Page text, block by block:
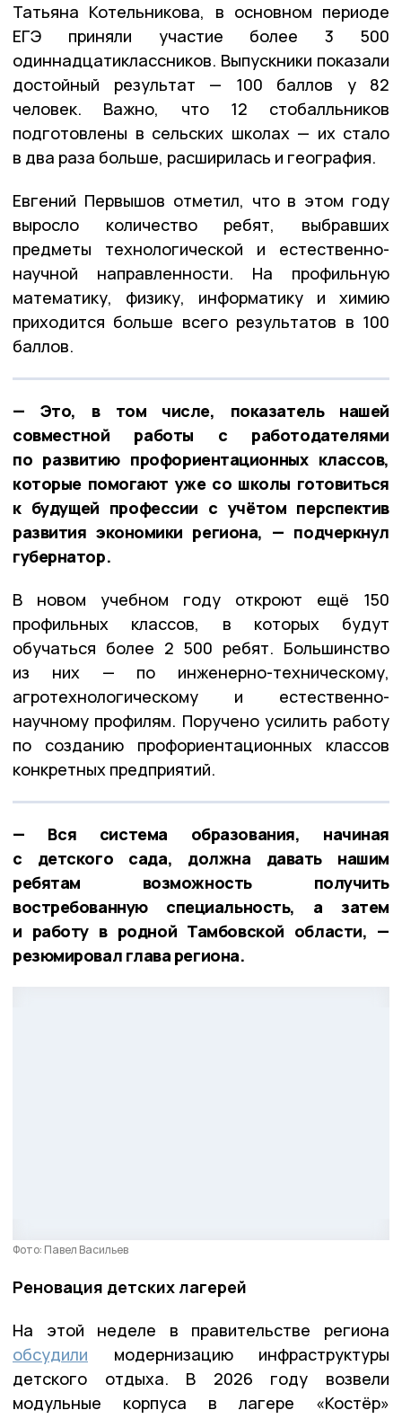
Татьяна Котельникова, в основном периоде
ЕГЭ приняли участие более 3 500
одиннадцатиклассников. Выпускники показали
достойный результат — 100 баллов у 82
человек. Важно, что 12 стобалльников
подготовлены в сельских школах — их стало
в два раза больше, расширилась и география.
Евгений Первышов отметил, что в этом году
выросло количество ребят, выбравших
предметы технологической и естественно-
научной направленности. На профильную
математику, физику, информатику и химию
приходится больше всего результатов в 100
баллов.
— Это, в том числе, показатель нашей
совместной работы с работодателями
по развитию профориентационных классов,
которые помогают уже со школы готовиться
к будущей профессии с учётом перспектив
развития экономики региона, — подчеркнул
губернатор.
В новом учебном году откроют ещё 150
профильных классов, в которых будут
обучаться более 2 500 ребят. Большинство
из них — по инженерно-техническому,
агротехнологическому и естественно-
научному профилям. Поручено усилить работу
по созданию профориентационных классов
конкретных предприятий.
— Вся система образования, начиная
с детского сада, должна давать нашим
ребятам возможность получить
востребованную специальность, а затем
и работу в родной Тамбовской области, —
резюмировал глава региона.
Фото: Павел Васильев
Реновация детских лагерей
На этой неделе в правительстве региона
обсудили модернизацию инфраструктуры
детского отдыха. В 2026 году возвели
модульные корпуса в лагере «Костёр»